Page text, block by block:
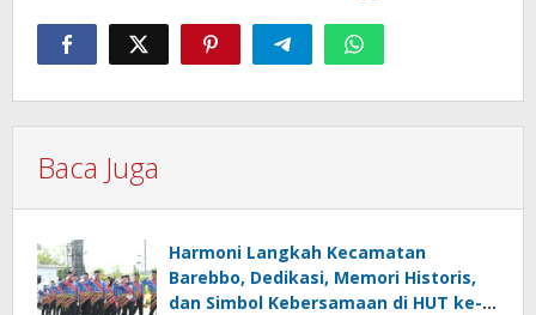
Baca Juga
Harmoni Langkah Kecamatan
Barebbo, Dedikasi, Memori Historis,
dan Simbol Kebersamaan di HUT ke-